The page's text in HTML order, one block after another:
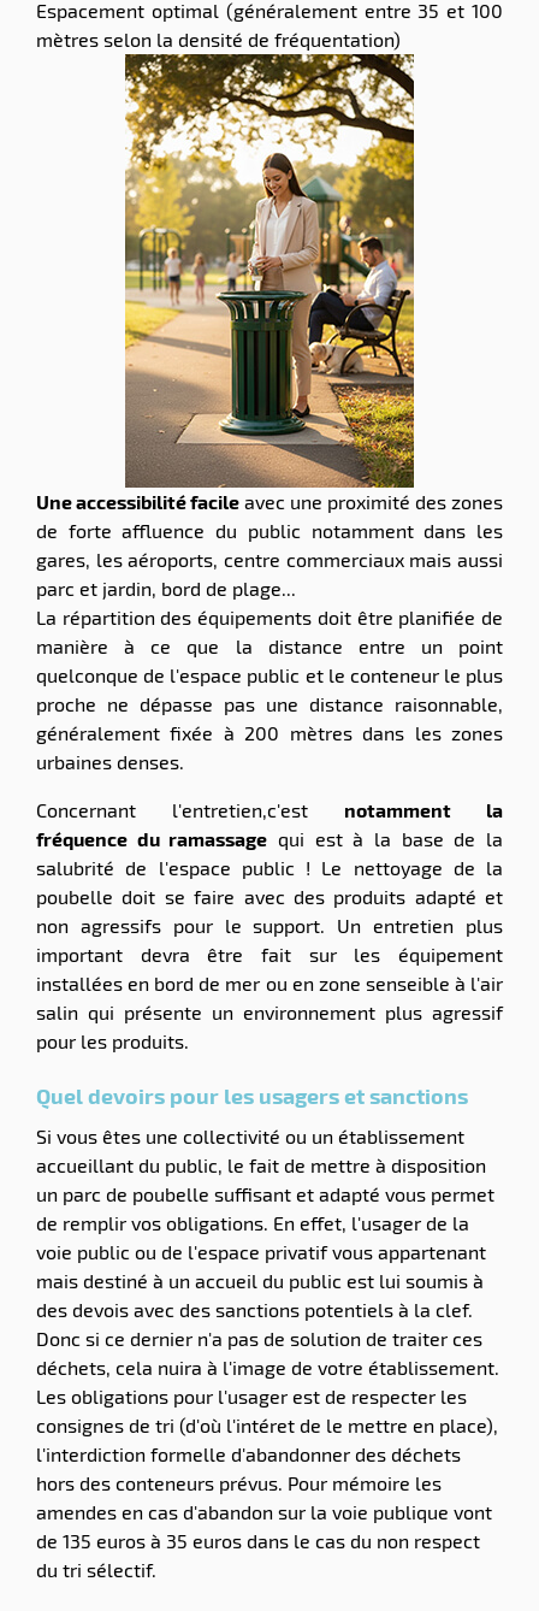
Espacement optimal (généralement entre 35 et 100
mètres selon la densité de fréquentation)
Une accessibilité facile avec une proximité des zones
de forte affluence du public notamment dans les
gares, les aéroports, centre commerciaux mais aussi
parc et jardin, bord de plage...
La répartition des équipements doit être planifiée de
manière à ce que la distance entre un point
quelconque de l'espace public et le conteneur le plus
proche ne dépasse pas une distance raisonnable,
généralement fixée à 200 mètres dans les zones
urbaines denses.
Concernant l'entretien,c'est notamment la
fréquence du ramassage qui est à la base de la
salubrité de l'espace public ! Le nettoyage de la
poubelle doit se faire avec des produits adapté et
non agressifs pour le support. Un entretien plus
important devra être fait sur les équipement
installées en bord de mer ou en zone senseible à l'air
salin qui présente un environnement plus agressif
pour les produits.
Quel devoirs pour les usagers et sanctions
Si vous êtes une collectivité ou un établissement
accueillant du public, le fait de mettre à disposition
un parc de poubelle suffisant et adapté vous permet
de remplir vos obligations. En effet, l'usager de la
voie public ou de l'espace privatif vous appartenant
mais destiné à un accueil du public est lui soumis à
des devois avec des sanctions potentiels à la clef.
Donc si ce dernier n'a pas de solution de traiter ces
déchets, cela nuira à l'image de votre établissement.
Les obligations pour l'usager est de respecter les
consignes de tri (d'où l'intéret de le mettre en place),
l'interdiction formelle d'abandonner des déchets
hors des conteneurs prévus. Pour mémoire les
amendes en cas d'abandon sur la voie publique vont
de 135 euros à 35 euros dans le cas du non respect
du tri sélectif.